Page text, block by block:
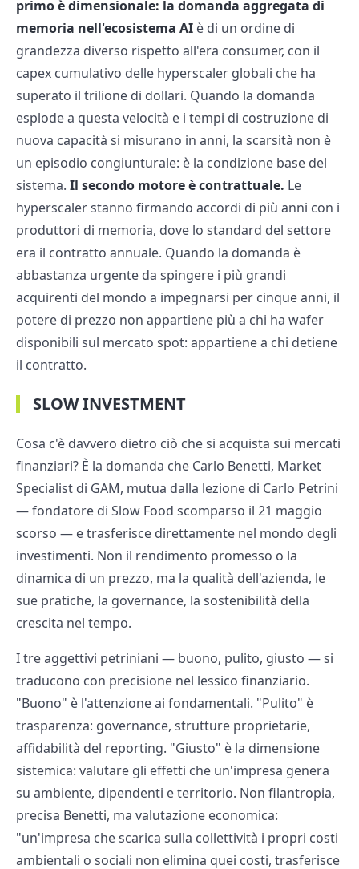
primo è dimensionale: la domanda aggregata di
memoria nell'ecosistema AI è di un ordine di
grandezza diverso rispetto all'era consumer, con il
capex cumulativo delle hyperscaler globali che ha
superato il trilione di dollari. Quando la domanda
esplode a questa velocità e i tempi di costruzione di
nuova capacità si misurano in anni, la scarsità non è
un episodio congiunturale: è la condizione base del
sistema. Il secondo motore è contrattuale. Le
hyperscaler stanno firmando accordi di più anni con i
produttori di memoria, dove lo standard del settore
era il contratto annuale. Quando la domanda è
abbastanza urgente da spingere i più grandi
acquirenti del mondo a impegnarsi per cinque anni, il
potere di prezzo non appartiene più a chi ha wafer
disponibili sul mercato spot: appartiene a chi detiene
il contratto.
SLOW INVESTMENT
Cosa c'è davvero dietro ciò che si acquista sui mercati
finanziari? È la domanda che Carlo Benetti, Market
Specialist di GAM, mutuа dalla lezione di Carlo Petrini
— fondatore di Slow Food scomparso il 21 maggio
scorso — e trasferisce direttamente nel mondo degli
investimenti. Non il rendimento promesso o la
dinamica di un prezzo, ma la qualità dell'azienda, le
sue pratiche, la governance, la sostenibilità della
crescita nel tempo.
I tre aggettivi petriniani — buono, pulito, giusto — si
traducono con precisione nel lessico finanziario.
"Buono" è l'attenzione ai fondamentali. "Pulito" è
trasparenza: governance, strutture proprietarie,
affidabilità del reporting. "Giusto" è la dimensione
sistemica: valutare gli effetti che un'impresa genera
su ambiente, dipendenti e territorio. Non filantropia,
precisa Benetti, ma valutazione economica:
"un'impresa che scarica sulla collettività i propri costi
ambientali o sociali non elimina quei costi, trasferisce